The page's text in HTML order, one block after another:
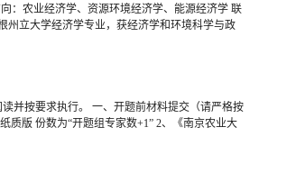
：农业经济学、资源环境经济学、能源经济学 联
州立大学经济学专业，获经济学和环境科学与政
并按要求执行。 一、开题前材料提交（请严格按
质版 份数为“开题组专家数+1” 2、《南京农业大